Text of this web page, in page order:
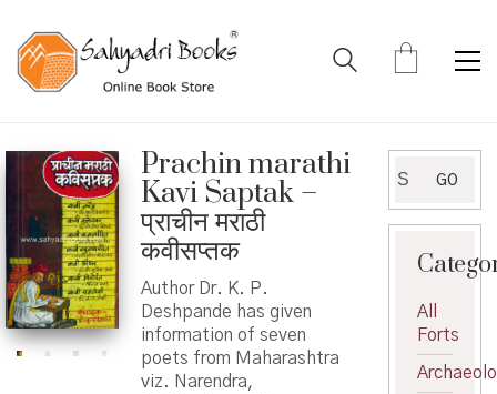
Prachin marathi
Kavi Saptak –
प्राचीन मराठी
कवीसप्तक
Author Dr. K. P.
Deshpande has given
information of seven
poets from Maharashtra
viz. Narendra,
for:
GO
All
Forts